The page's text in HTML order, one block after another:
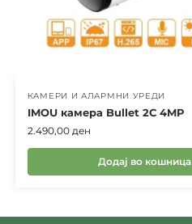
КАМЕРИ И АЛАРМНИ УРЕДИ
IMOU камера Bullet 2C 4MP
2.490,00 ден
Додај во кошница